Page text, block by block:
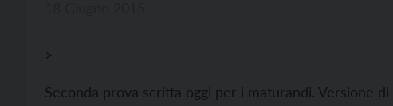
>
Seconda prova scritta oggi per i maturandi. Versione